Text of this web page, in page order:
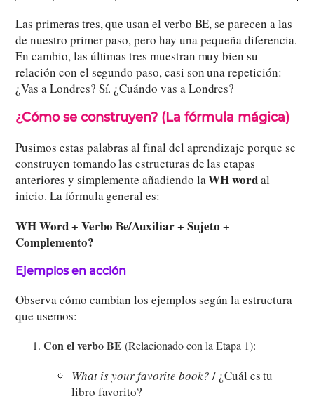
Las primeras tres, que usan el verbo BE, se parecen a las
de nuestro primer paso, pero hay una pequeña diferencia.
En cambio, las últimas tres muestran muy bien su
relación con el segundo paso, casi son una repetición:
¿Vas a Londres? Sí. ¿Cuándo vas a Londres?
¿Cómo se construyen? (La fórmula mágica)
Pusimos estas palabras al final del aprendizaje porque se
construyen tomando las estructuras de las etapas
anteriores y simplemente añadiendo laWH wordal
inicio. La fórmula general es:
WH Word + Verbo Be/Auxiliar + Sujeto +
Complemento?
Ejemplos en acción
Observa cómo cambian los ejemplos según la estructura
que usemos:
Con el verbo BE(Relacionado con la Etapa 1):
What is your favorite book? / ¿Cuál es tu
libro favorito?